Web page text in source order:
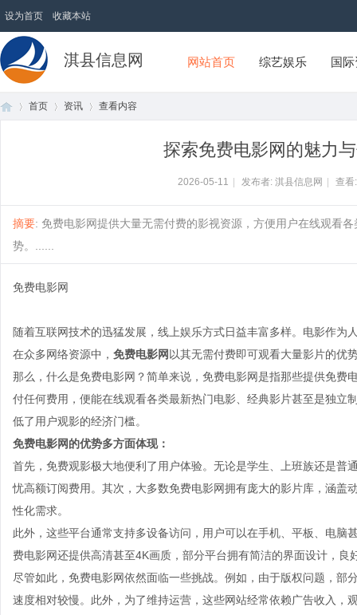
设为首页 收藏本站
淇县信息网 网站首页 综艺娱乐 国
首页 资讯 查看内容
探索免费电影网的魅力
2026-05-11 发布者: 淇县信息网 查
摘要: 免费电影网提供大量无需付费的影视资源，方便用户在线观看
势。......
免费电影网
随着互联网技术的迅猛发展，线上娱乐方式日益丰富多样。电影作
在众多网络资源中， 免费电影网 以其无需付费即可观看大量影片的优
那么，什么是免费电影网？简单来说，免费电影网是指那些提供免费
付任何费用，便能在线观看各类最新热门电影、经典影片甚至是独立
低了用户观影的经济门槛。
免费电影网的优势多方面体现：
首先，免费观影极大地便利了用户体验。无论是学生、上班族还是普
忧高额订阅费用。其次，大多数免费电影网拥有庞大的影片库，涵盖
性化需求。
此外，这些平台通常支持多设备访问，用户可以在手机、平板、电
费电影网还提供高清甚至4K画质，部分平台拥有简洁的界面设计，
尽管如此，免费电影网依然面临一些挑战。例如，由于版权问题，
速度相对较慢。此外，为了维持运营，这些网站经常依赖广告收入，